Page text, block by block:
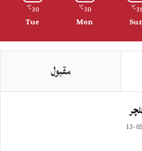
31
℃
30
℃
Mon
30
℃
Tue
مقبول
13-